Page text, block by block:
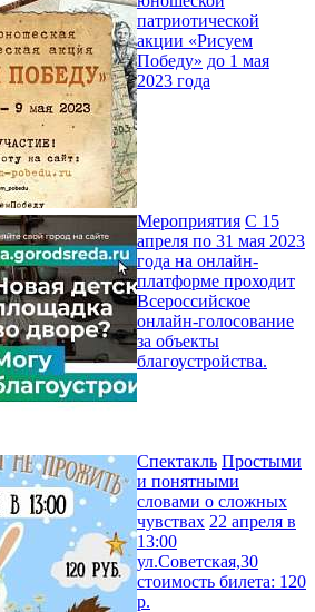
патриотической
акции «Рисуем
Победу» до 1 мая
2023 года
Мероприятия С 15
апреля по 31 мая 2023
года на онлайн-
платформе проходит
Всероссийское
онлайн-голосование
за объекты
благоустройства.
Спектакль Простыми
и понятными
словами о сложных
чувствах 22 апреля в
13:00
ул.Советская,30
стоимость билета: 120
р.